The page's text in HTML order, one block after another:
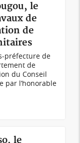
le
de
de
préfecture de
de
du Conseil
par l’honorable
le